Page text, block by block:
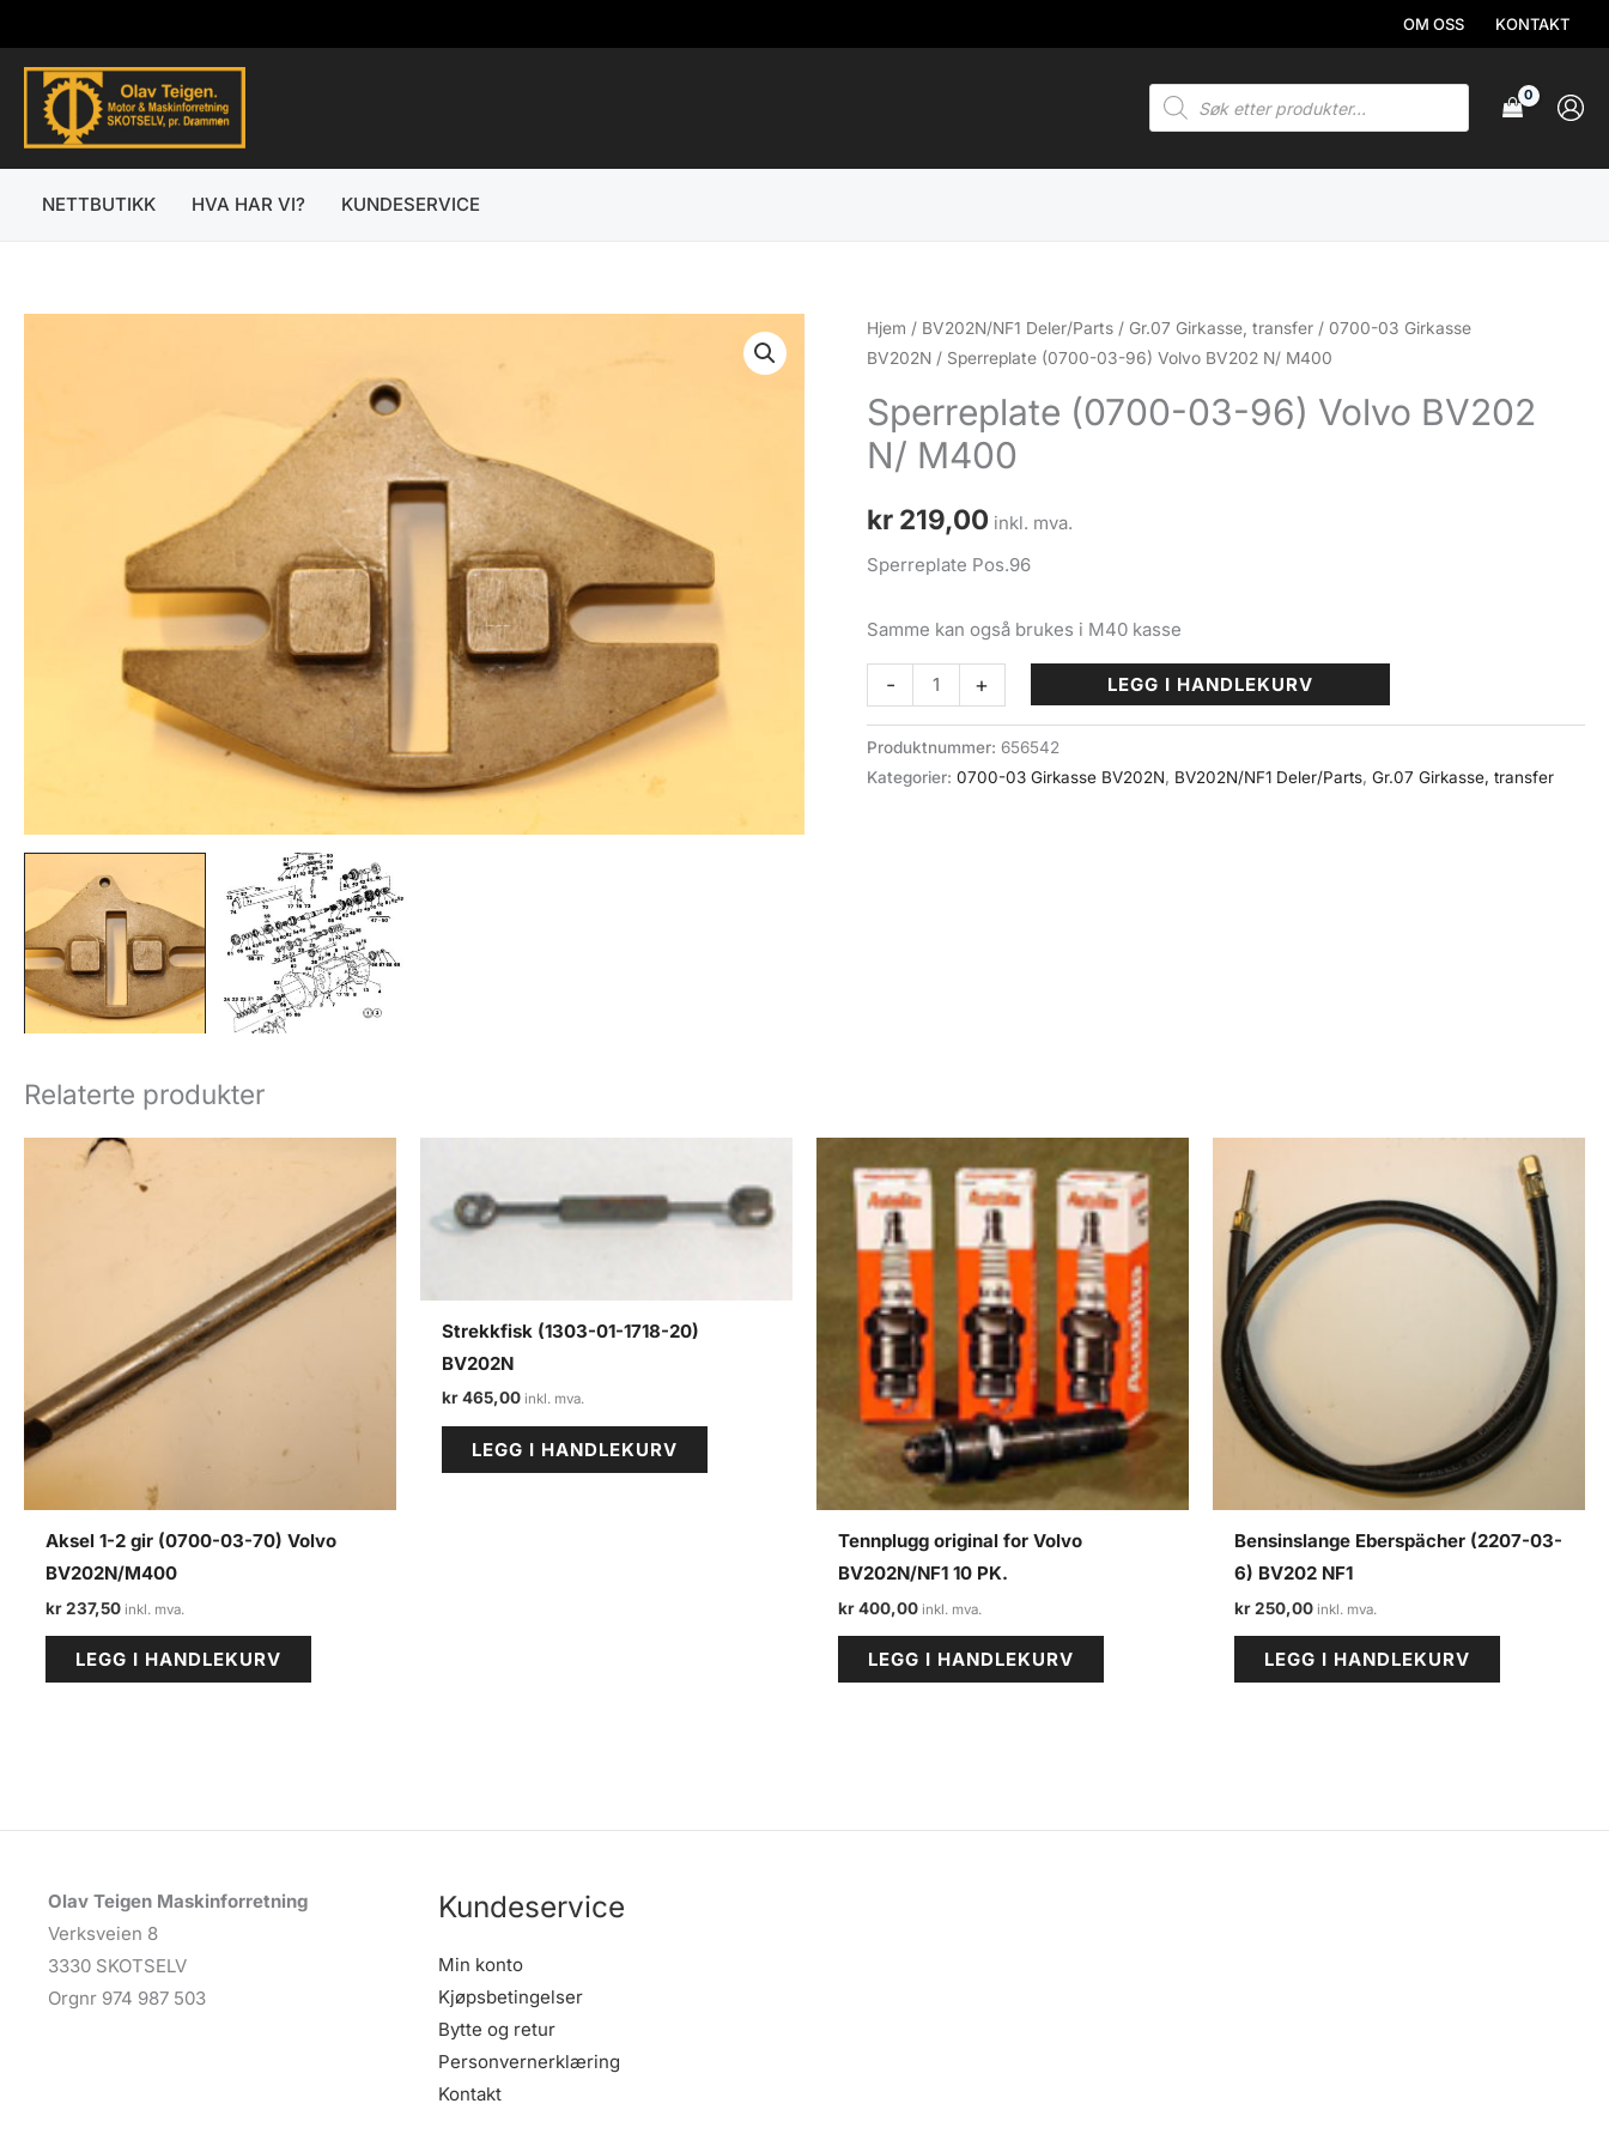
rett
innholdet
OM OSS KONTAKT
Products
search
NETTBUTIKK HVA HAR VI? KUNDESERVICE
Hjem / BV202N/NF1 Deler/Parts / Gr.07 Girkasse, transfer / 0700-03 Girkasse
BV202N / Sperreplate (0700-03-96) Volvo BV202 N/ M400
Sperreplate (0700-03-96) Volvo BV202
N/ M400
kr 219,00 inkl. mva.
Sperreplate Pos.96
Samme kan også brukes i M40 kasse
-
Sperreplate
(0700-
03-
96)
+ LEGG I HANDLEKURV
Produktnummer:656542
Kategorier:0700-03 Girkasse BV202N, BV202N/NF1 Deler/Parts,Gr.07 Girkasse, transfer
Relaterte produkter
Aksel 1-2 gir (0700-03-70) Volvo
BV202N/M400
kr237,50
LEGG I HANDLEKURV
Strekkfisk (1303-01-1718-20)
BV202N
kr465,00
LEGG I HANDLEKURV
Tennplugg original for Volvo
BV202N/NF1 10 PK.
kr400,00
LEGG I HANDLEKURV
Bensinslange Eberspächer (2207-03-
6) BV202 NF1
kr250,00
LEGG I HANDLEKURV
Olav Teigen Maskinforretning
Verksveien 8
3330 SKOTSELV
Orgnr 974 987 503
Kundeservice
Min konto
Kjøpsbetingelser
Bytte og retur
Personvernerklæring
Kontakt